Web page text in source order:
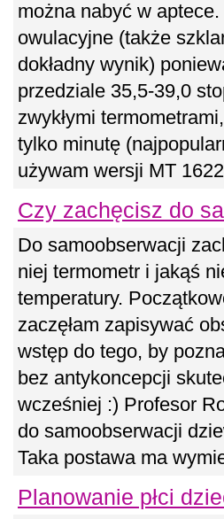
można nabyć w
owulacyjne (także
dokładny wynik)
przedziale 35,5-39,0
zwykłymi
tylko minutę
używam wersji MT
Czy zachęcisz do
Do samoobserwacji
niej termometr i jakąś
temperatury.
zaczęłam zapisywać
wstęp do tego, by
bez antykoncepcji
wcześniej :) Profesor
do samoobserwacji
Taka postawa ma
Planowanie płci